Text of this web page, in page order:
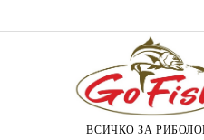
ВСИЧКО ЗА